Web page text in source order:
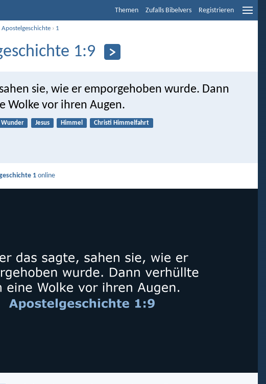
Themen Zufalls Bibelvers Registrieren
Apostelgeschichte › 1
1:9
sie, wie er emporgehoben wurde. Dann
Wolke vor ihren Augen.
Wunder Jesus Himmel Christi Himmelfahrt
1online